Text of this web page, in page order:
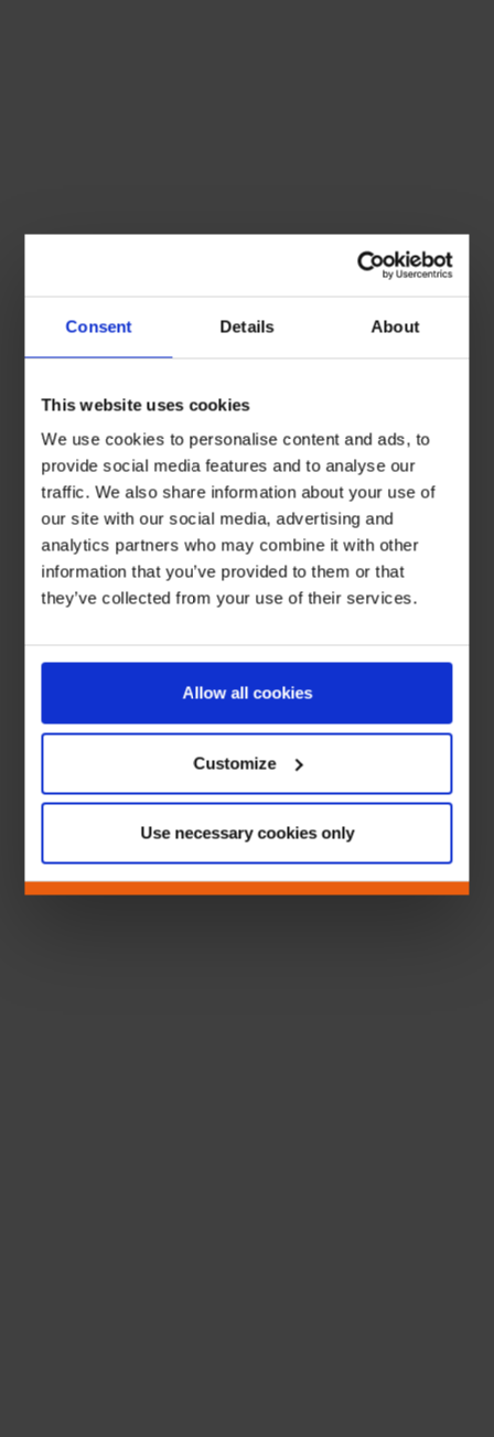
Consent Details About
This website uses cookies
We use cookies to personalise content and ads, to
provide social media features and to analyse our
traffic. We also share information about your use of
our site with our social media, advertising and
analytics partners who may combine it with other
information that you’ve provided to them or that
they’ve collected from your use of their services.
Allow all cookies
Customize
Use necessary cookies only